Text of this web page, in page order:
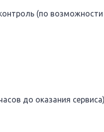
(по возможности
до оказания